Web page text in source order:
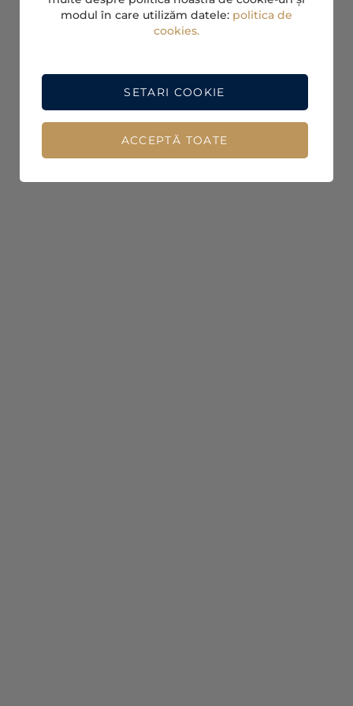
modul în care utilizăm datele: politica de
cookies.
ACCEPTĂ TOATE
SETARI COOKIE